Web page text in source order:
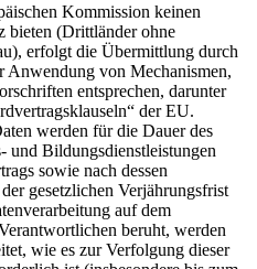
Kommission keinen
bieten (Drittländer ohne
erfolgt die Übermittlung durch
Anwendung von Mechanismen,
entsprechen, darunter
der EU.
werden für die Dauer des
und Bildungsdienstleistungen
sowie nach dessen
gesetzlichen Verjährungsfrist
auf dem
beruht, werden
wie es zur Verfolgung dieser